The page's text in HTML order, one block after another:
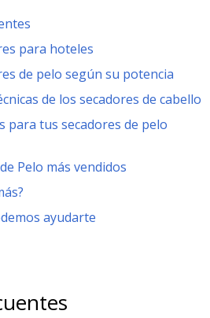
para hoteles
de pelo según su potencia
de los secadores de cabello
para tus secadores de pelo
Pelo más vendidos
ayudarte